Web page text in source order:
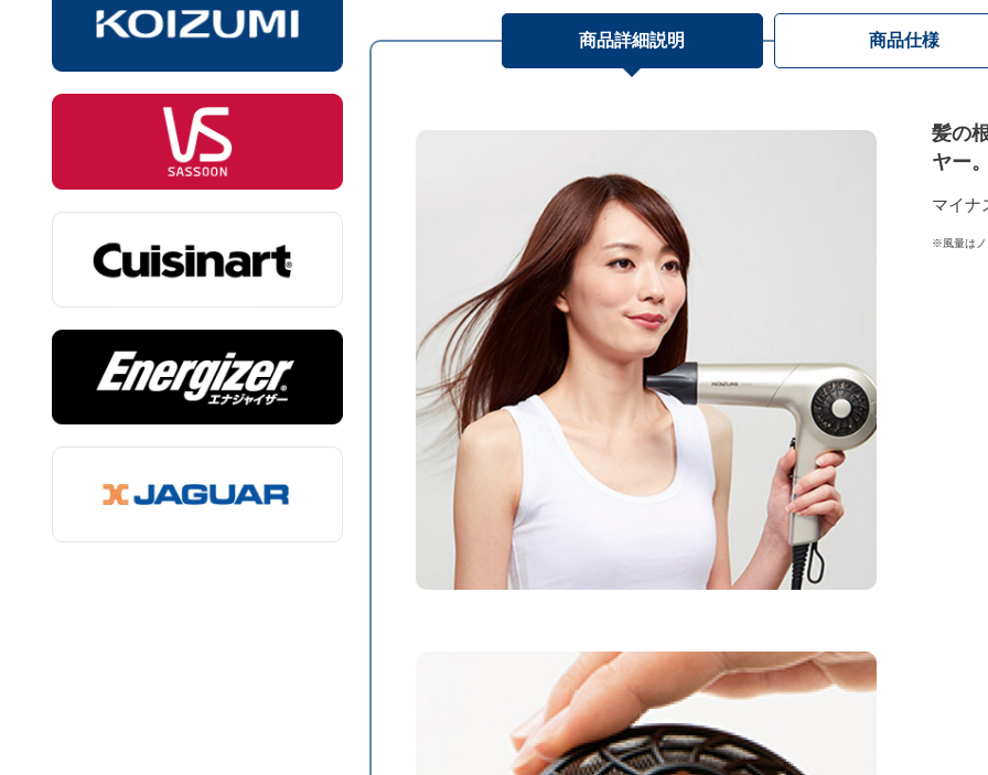
商品詳細説明
髪の
ヤー。
マイナ
※風量はノ
商品仕様